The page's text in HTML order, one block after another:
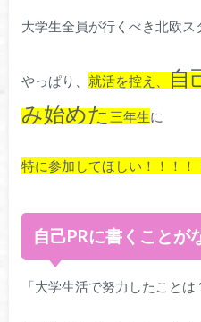
大学生全員が行くべき北欧ス
やっぱり、 就活を控え、 自
み始めた三年生に
特に参加してほしい！！！！
自己PRに書くことが
「大学生活で努力したことは